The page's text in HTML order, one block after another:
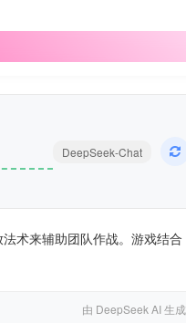
DeepSeek-Chat
术来辅助团队作战。游戏结合
由 DeepSeek AI 生成